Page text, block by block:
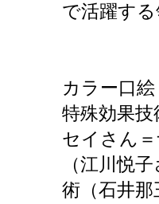
で活躍す
カラー口
特殊効果
セイさん
（江川悦
術（石井